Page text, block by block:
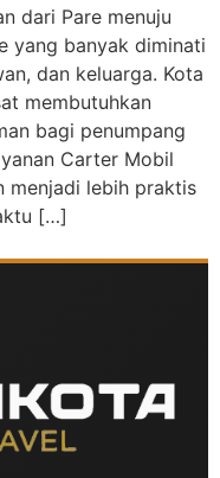
dari Pare menuju
yang banyak diminati
dan keluarga. Kota
membutuhkan
bagi penumpang
Carter Mobil
menjadi lebih praktis
[…]